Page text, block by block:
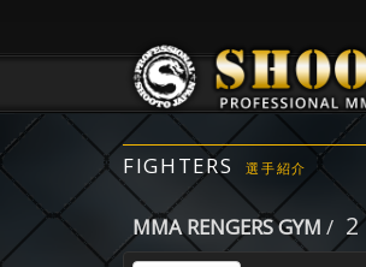
FIGHTERS 選手紹介
MMA RENGERS GYM / 2